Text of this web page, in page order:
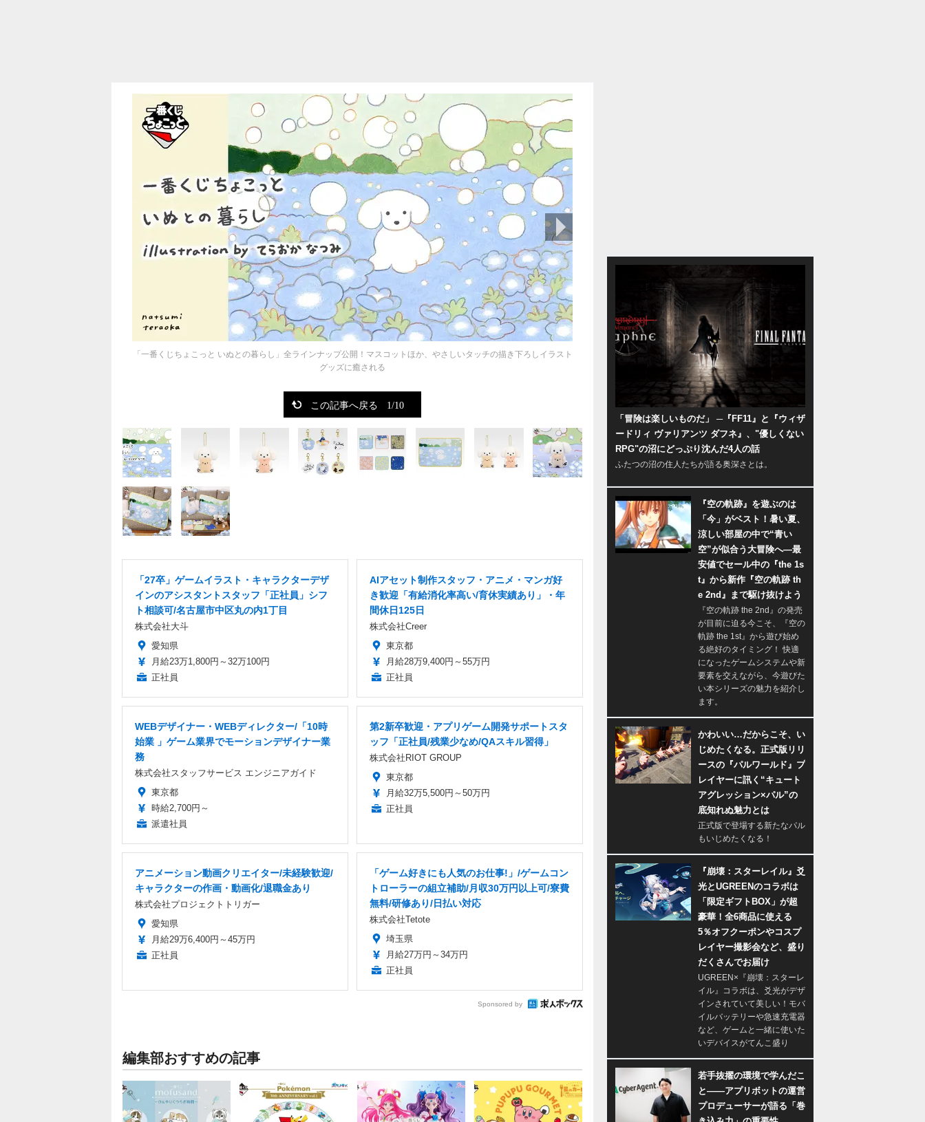
「一番くじちょこっと いぬとの暮らし」全ラインナップ公開！マスコットほか、やさしいタッチの描き下ろしイラスト
グッズに癒される
次の画像
この記事へ戻る 1/10
「27卒」ゲームイラスト・キャラクターデザ
インのアシスタントスタッフ「正社員」シフ
ト相談可/名古屋市中区丸の内1丁目
株式会社大斗
愛知県
月給23万1,800円～32万100円
正社員
AIアセット制作スタッフ・アニメ・マンガ好
き歓迎「有給消化率高い/育休実績あり」・年
間休日125日
株式会社Creer
東京都
月給28万9,400円～55万円
正社員
WEBデザイナー・WEBディレクター/「10時
始業 」ゲーム業界でモーションデザイナー業
務
株式会社スタッフサービス エンジニアガイド
東京都
時給2,700円～
派遣社員
第2新卒歓迎・アプリゲーム開発サポートスタ
ッフ「正社員/残業少なめ/QAスキル習得」
株式会社RIOT GROUP
東京都
月給32万5,500円～50万円
正社員
アニメーション動画クリエイター/未経験歓迎/
キャラクターの作画・動画化/退職金あり
株式会社プロジェクトトリガー
愛知県
月給29万6,400円～45万円
正社員
「ゲーム好きにも人気のお仕事!」/ゲームコン
トローラーの組立補助/月収30万円以上可/寮費
無料/研修あり/日払い対応
株式会社Tetote
埼玉県
月給27万円～34万円
正社員
Sponsored by
編集部おすすめの記事
「冒険は楽しいものだ」 ─『FF11』と『ウィザ
ードリィ ヴァリアンツ ダフネ』、"優しくない
RPG"の沼にどっぷり沈んだ4人の話
ふたつの沼の住人たちが語る奥深さとは。
『空の軌跡』を遊ぶのは
「今」がベスト！暑い夏、
涼しい部屋の中で“青い
空”が似合う大冒険へ―最
安値でセール中の『the 1s
t』から新作『空の軌跡 th
e 2nd』まで駆け抜けよう
『空の軌跡 the 2nd』の発売
が目前に迫る今こそ、『空の
軌跡 the 1st』から遊び始め
る絶好のタイミング！ 快適
になったゲームシステムや新
要素を交えながら、今遊びた
い本シリーズの魅力を紹介し
ます。
かわいい…だからこそ、い
じめたくなる。正式版リリ
ースの『パルワールド』プ
レイヤーに訊く“キュート
アグレッション×パル”の
底知れぬ魅力とは
正式版で登場する新たなパル
もいじめたくなる！
『崩壊：スターレイル』爻
光とUGREENのコラボは
「限定ギフトBOX」が超
豪華！全6商品に使える
5％オフクーポンやコスプ
レイヤー撮影会など、盛り
だくさんでお届け
UGREEN×『崩壊：スターレ
イル』コラボは、爻光がデザ
インされていて美しい！モバ
イルバッテリーや急速充電器
など、ゲームと一緒に使いた
いデバイスがてんこ盛り
若手抜擢の環境で学んだこ
と――アプリボットの運営
プロデューサーが語る「巻